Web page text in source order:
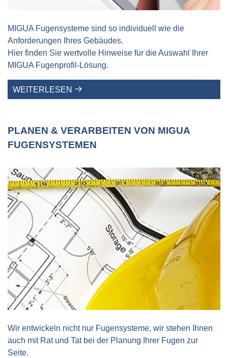
MIGUA Fugensysteme sind so individuell wie die
Anforderungen Ihres Gebäudes.
Hier finden Sie wertvolle Hinweise für die Auswahl Ihrer
MIGUA Fugenprofil-Lösung.
WEITERLESEN
PLANEN & VERARBEITEN VON MIGUA
FUGENSYSTEMEN
Wir entwickeln nicht nur Fugensysteme, wir stehen Ihnen
auch mit Rat und Tat bei der Planung Ihrer Fugen zur
Seite.